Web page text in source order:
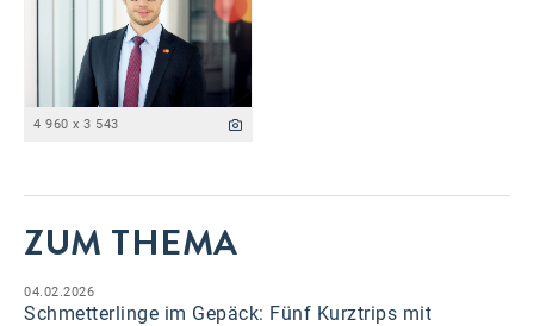
4 960 x 3 543
ZUM THEMA
04.02.2026
Schmetterlinge im Gepäck: Fünf Kurztrips mit